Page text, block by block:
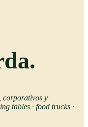
.
corporativos y
tables · food trucks ·